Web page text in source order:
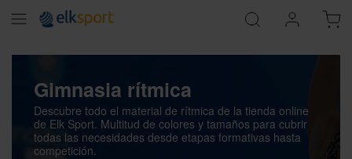
Gimnasia rítmica
Descubre todo el material de rítmica de la tienda online
de Elk Sport. Multitud de colores y tamaños para cubrir
todas las necesidades desde etapas formativas hasta
competición.